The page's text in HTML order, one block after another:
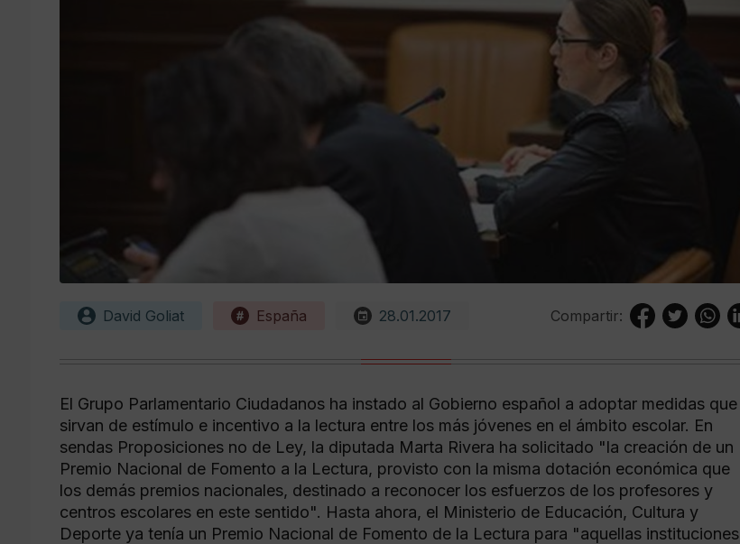
David Goliat España 28.01.2017 Compartir:
El Grupo Parlamentario Ciudadanos ha instado al Gobierno español a adoptar medidas que
sirvan de estímulo e incentivo a la lectura entre los más jóvenes en el ámbito escolar. En
sendas Proposiciones no de Ley, la diputada Marta Rivera ha solicitado "la creación de un
Premio Nacional de Fomento a la Lectura, provisto con la misma dotación económica que
los demás premios nacionales, destinado a reconocer los esfuerzos de los profesores y
centros escolares en este sentido". Hasta ahora, el Ministerio de Educación, Cultura y
Deporte ya tenía un Premio Nacional de Fomento de la Lectura para "aquellas instituciones